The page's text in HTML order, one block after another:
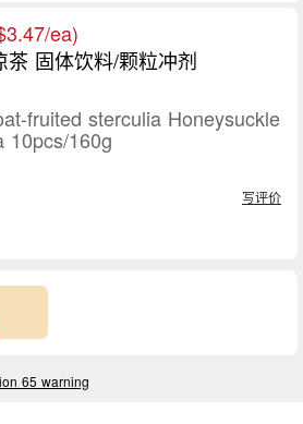
ea)
固体饮料/颗粒冲剂
fruited sterculia Honeysuckle
10pcs/160g
写评价
65 warning